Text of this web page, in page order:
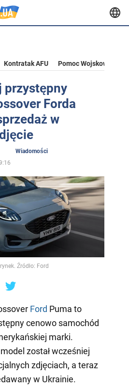
Kontratak AFU Pomoc Wojskowa Dla
przystępny
Forda
w
Wiadomości
Źródło: Ford
Ford Puma to
cenowo samochód
marki.
został wcześniej
zdjęciach, a teraz
w Ukrainie.